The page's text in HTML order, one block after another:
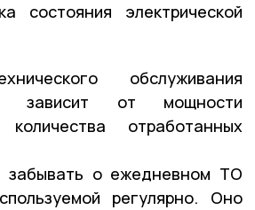
электрической
обслуживания
зависит от мощности
отработанных
забывать о ежедневном ТО
регулярно. Оно